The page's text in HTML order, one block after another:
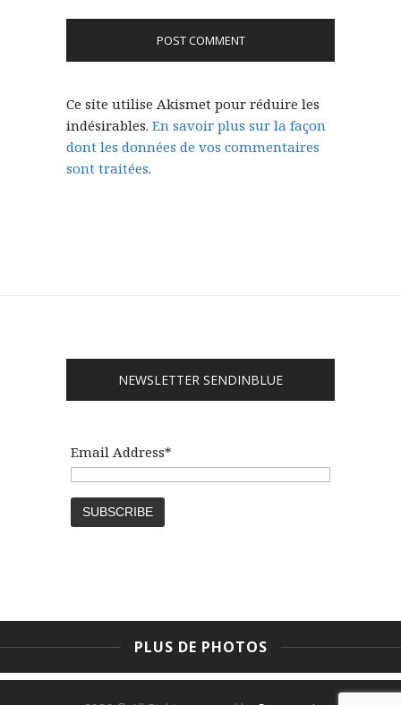
Ce site utilise Akismet pour réduire les
indésirables. En savoir plus sur la façon
dont les données de vos commentaires
sont traitées.
NEWSLETTER SENDINBLUE
Email Address*
PLUS DE PHOTOS